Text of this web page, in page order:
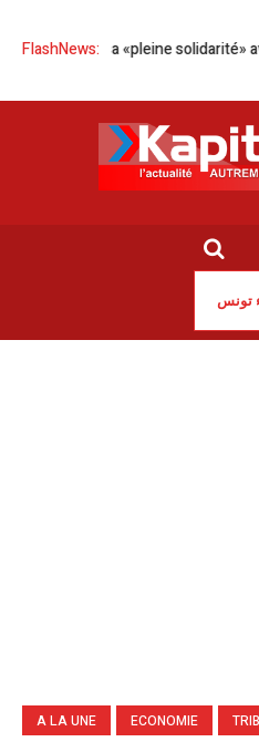
FlashNews:
sa «pleine solidarité» avec Me
تونس
A LA UNE ECONOMIE